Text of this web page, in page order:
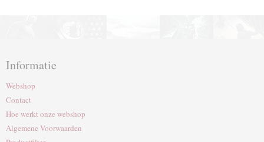
Informatie
Webshop
Contact
Hoe werkt onze webshop
Algemene Voorwaarden